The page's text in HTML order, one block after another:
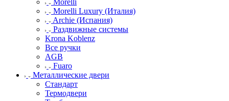
Morelli
Morelli Luxury (Италия)
Archie (Испания)
Раздвижные системы
Krona Koblenz
Все ручки
AGB
Fuaro
Металлические двери
Стандарт
Термодвери